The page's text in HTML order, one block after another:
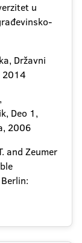
u
Državni
2014
Deo 1,
2006
and Zeumer